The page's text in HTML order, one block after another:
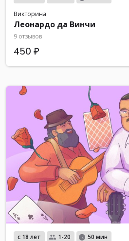
Викторина
Леонардо да Винчи
9 отзывов
450 ₽
с 18 лет 1-20 50 мин